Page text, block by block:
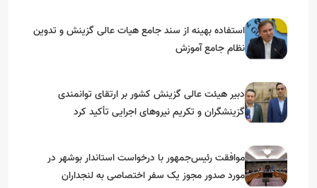
استفاده بهینه از سند جامع هیات عالی گزینش و‌ تدوین
نظام جامع آموزش
دبیر هیئت عالی گزینش کشور بر ارتقای توانمندی
گزینشگران و تکریم نیروهای اجرایی تأکید کرد
موافقت رئیس‌جمهور با درخواست استاندار بوشهر در
مورد صدور مجوز یک سفر اختصاصی به لنجداران